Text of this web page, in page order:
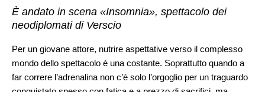
È andato in scena «Insomnia», spettacolo dei
neodiplomati di Verscio
Per un giovane attore, nutrire aspettative verso il complesso
mondo dello spettacolo è una costante. Soprattutto quando a
far correre l’adrenalina non c’è solo l’orgoglio per un traguardo